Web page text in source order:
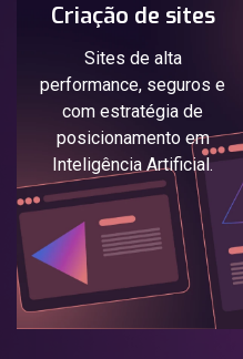
Criação de sites
Sites de alta
performance, seguros e
com estratégia de
posicionamento em
Inteligência Artificial.